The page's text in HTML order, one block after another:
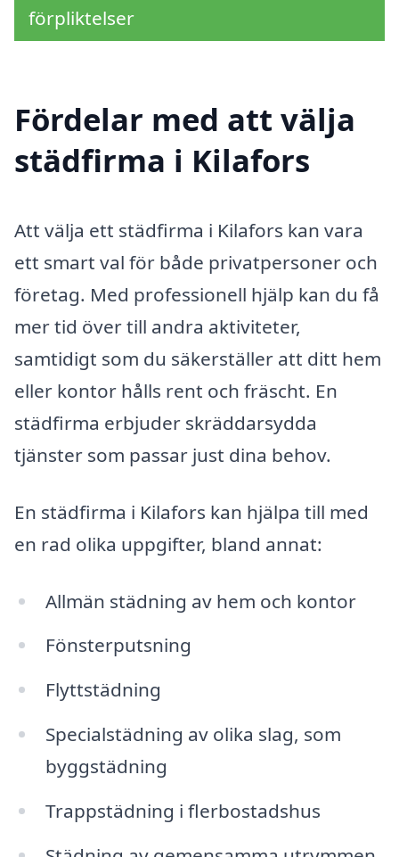
förpliktelser
Fördelar med att välja
städfirma i Kilafors
Att välja ett städfirma i Kilafors kan vara
ett smart val för både privatpersoner och
företag. Med professionell hjälp kan du få
mer tid över till andra aktiviteter,
samtidigt som du säkerställer att ditt hem
eller kontor hålls rent och fräscht. En
städfirma erbjuder skräddarsydda
tjänster som passar just dina behov.
En städfirma i Kilafors kan hjälpa till med
en rad olika uppgifter, bland annat:
Allmän städning av hem och kontor
Fönsterputsning
Flyttstädning
Specialstädning av olika slag, som
byggstädning
Trappstädning i flerbostadshus